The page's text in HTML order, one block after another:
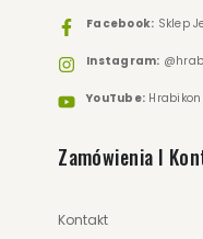
Facebook: Sklep
Instagram:
YouTube:
Zamówienia I
Kontakt